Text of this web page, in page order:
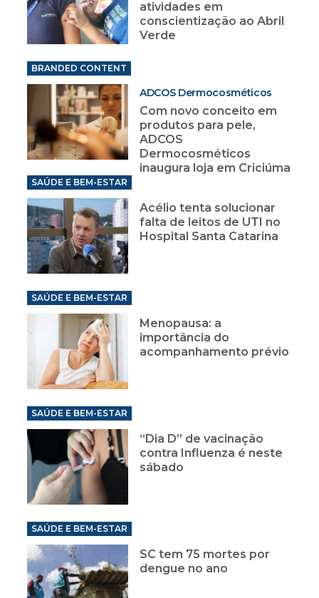
atividades em
conscientização ao Abril
Verde
BRANDED CONTENT
ADCOS Dermocosméticos
Com novo conceito em
produtos para pele,
ADCOS
Dermocosméticos
inaugura loja em Criciúma
SAÚDE E BEM-ESTAR
Acélio tenta solucionar
falta de leitos de UTI no
Hospital Santa Catarina
SAÚDE E BEM-ESTAR
Menopausa: a
importância do
acompanhamento prévio
SAÚDE E BEM-ESTAR
“Dia D” de vacinação
contra Influenza é neste
sábado
SAÚDE E BEM-ESTAR
SC tem 75 mortes por
dengue no ano